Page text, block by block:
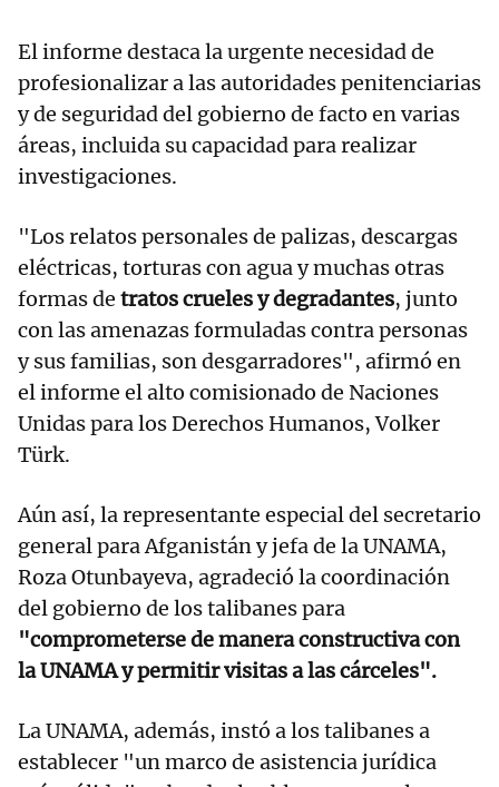
El informe destaca la urgente necesidad de
profesionalizar a las autoridades penitenciarias
y de seguridad del gobierno de facto en varias
áreas, incluida su capacidad para realizar
investigaciones.
"Los relatos personales de palizas, descargas
eléctricas, torturas con agua y muchas otras
formas de tratos crueles y degradantes, junto
con las amenazas formuladas contra personas
y sus familias, son desgarradores", afirmó en
el informe el alto comisionado de Naciones
Unidas para los Derechos Humanos, Volker
Türk.
Aún así, la representante especial del secretario
general para Afganistán y jefa de la UNAMA,
Roza Otunbayeva, agradeció la coordinación
del gobierno de los talibanes para
"comprometerse de manera constructiva con
la UNAMA y permitir visitas a las cárceles".
La UNAMA, además, instó a los talibanes a
establecer "un marco de asistencia jurídica